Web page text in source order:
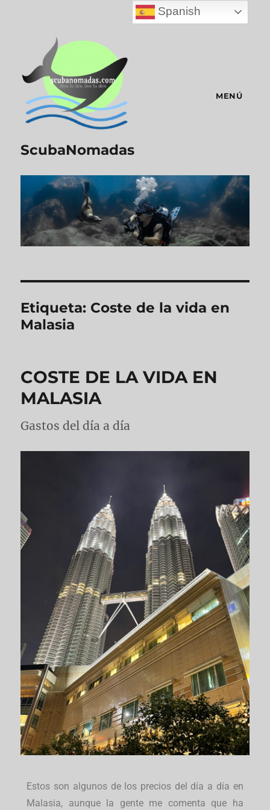
ScubaNomadas
MENÚ
Etiqueta: Coste de la vida en
Malasia
COSTE DE LA VIDA EN
MALASIA
Gastos del día a día
Estos son algunos de los precios del día a día en
Malasia, aunque la gente me comenta que ha
Spanish